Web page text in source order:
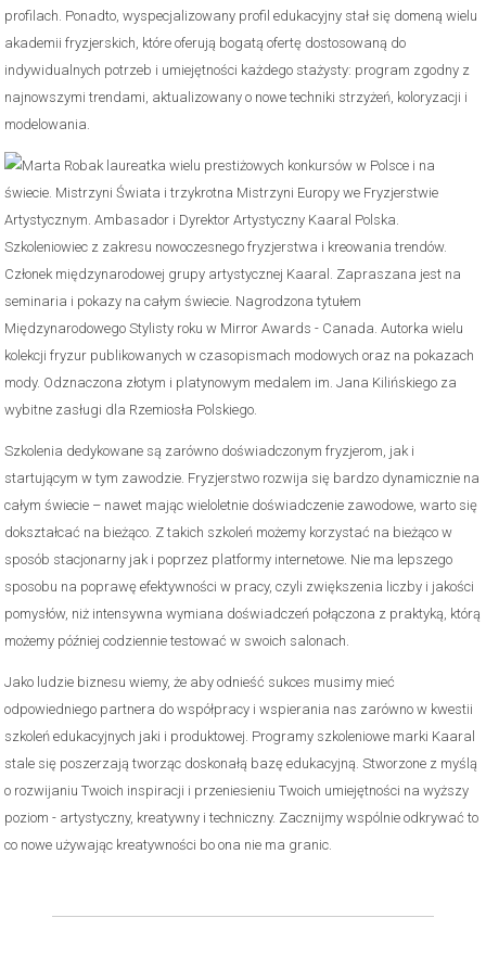
profilach. Ponadto, wyspecjalizowany profil edukacyjny stał się domeną wielu
akademii fryzjerskich, które oferują bogatą ofertę dostosowaną do
indywidualnych potrzeb i umiejętności każdego stażysty: program zgodny z
najnowszymi trendami, aktualizowany o nowe techniki strzyżeń, koloryzacji i
modelowania.
Szkolenia dedykowane są zarówno doświadczonym fryzjerom, jak i
startującym w tym zawodzie. Fryzjerstwo rozwija się bardzo dynamicznie na
całym świecie – nawet mając wieloletnie doświadczenie zawodowe, warto się
dokształcać na bieżąco. Z takich szkoleń możemy korzystać na bieżąco w
sposób stacjonarny jak i poprzez platformy internetowe. Nie ma lepszego
sposobu na poprawę efektywności w pracy, czyli zwiększenia liczby i jakości
pomysłów, niż intensywna wymiana doświadczeń połączona z praktyką, którą
możemy później codziennie testować w swoich salonach.
Jako ludzie biznesu wiemy, że aby odnieść sukces musimy mieć
odpowiedniego partnera do współpracy i wspierania nas zarówno w kwestii
szkoleń edukacyjnych jaki i produktowej. Programy szkoleniowe marki Kaaral
stale się poszerzają tworząc doskonałą bazę edukacyjną. Stworzone z myślą
o rozwijaniu Twoich inspiracji i przeniesieniu Twoich umiejętności na wyższy
poziom - artystyczny, kreatywny i techniczny. Zacznijmy wspólnie odkrywać to
co nowe używając kreatywności bo ona nie ma granic.